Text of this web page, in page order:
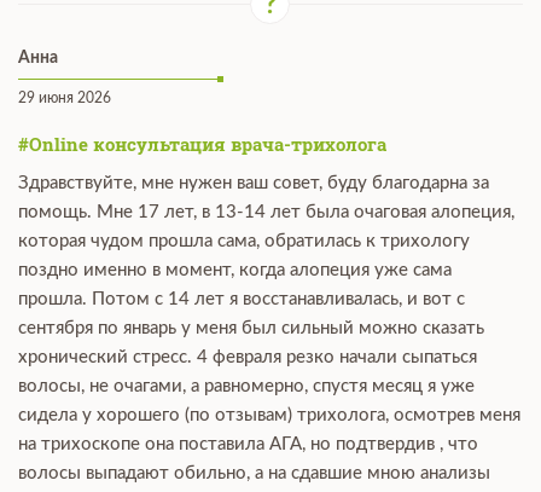
Анна
29 июня 2026
#Online консультация врача-трихолога
Здравствуйте, мне нужен ваш совет, буду благодарна за
помощь. Мне 17 лет, в 13-14 лет была очаговая алопеция,
которая чудом прошла сама, обратилась к трихологу
поздно именно в момент, когда алопеция уже сама
прошла. Потом с 14 лет я восстанавливалась, и вот с
сентября по январь у меня был сильный можно сказать
хронический стресс. 4 февраля резко начали сыпаться
волосы, не очагами, а равномерно, спустя месяц я уже
сидела у хорошего (по отзывам) трихолога, осмотрев меня
на трихоскопе она поставила АГА, но подтвердив , что
волосы выпадают обильно, а на сдавшие мною анализы